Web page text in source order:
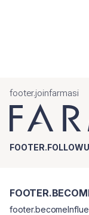
footer.joinfarmasi